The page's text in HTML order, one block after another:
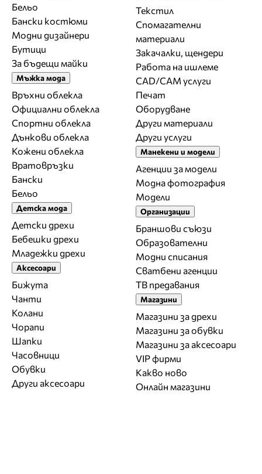
Бельо
Бански костюми
Модни дизайнери
Бутици
За бъдещи майки
Мъжка мода
Връхни облекла
Официални облекла
Спортни облекла
Дънкови облекла
Кожени облекла
Вратовръзки
Бански
Бельо
Детска мода
Детски дрехи
Бебешки дрехи
Младежки дрехи
Аксесоари
Бижута
Чанти
Колани
Чорапи
Шапки
Часовници
Обувки
Други аксесоари
Текстил
Спомагателни
материали
Закачалки, щендери
Работа на ишлеме
CAD/CAM услуги
Печат
Оборудване
Други материали
Други услуги
Манекени и модели
Агенции за модели
Модна фотография
Модели
Организации
Браншови съюзи
Образователни
Модни списания
Сватбени агенции
ТВ предавания
Магазини
Магазини за дрехи
Магазини за обувки
Магазини за aксесоари
VIP фирми
Какво ново
Онлайн магазини